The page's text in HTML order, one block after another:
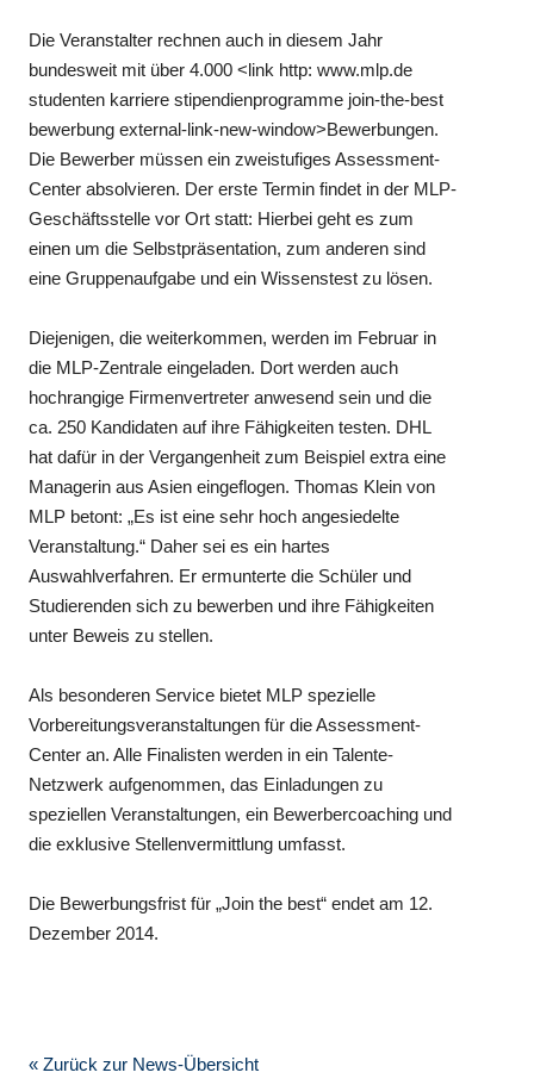
Die Veranstalter rechnen auch in diesem Jahr
bundesweit mit über 4.000 <link http: www.mlp.de
studenten karriere stipendienprogramme join-the-best
bewerbung external-link-new-window>Bewerbungen.
Die Bewerber müssen ein zweistufiges Assessment-
Center absolvieren. Der erste Termin findet in der MLP-
Geschäftsstelle vor Ort statt: Hierbei geht es zum
einen um die Selbstpräsentation, zum anderen sind
eine Gruppenaufgabe und ein Wissenstest zu lösen.
Diejenigen, die weiterkommen, werden im Februar in
die MLP-Zentrale eingeladen. Dort werden auch
hochrangige Firmenvertreter anwesend sein und die
ca. 250 Kandidaten auf ihre Fähigkeiten testen. DHL
hat dafür in der Vergangenheit zum Beispiel extra eine
Managerin aus Asien eingeflogen. Thomas Klein von
MLP betont: „Es ist eine sehr hoch angesiedelte
Veranstaltung.“ Daher sei es ein hartes
Auswahlverfahren. Er ermunterte die Schüler und
Studierenden sich zu bewerben und ihre Fähigkeiten
unter Beweis zu stellen.
Als besonderen Service bietet MLP spezielle
Vorbereitungsveranstaltungen für die Assessment-
Center an. Alle Finalisten werden in ein Talente-
Netzwerk aufgenommen, das Einladungen zu
speziellen Veranstaltungen, ein Bewerbercoaching und
die exklusive Stellenvermittlung umfasst.
Die Bewerbungsfrist für „Join the best“ endet am 12.
Dezember 2014.
« Zurück zur News-Übersicht